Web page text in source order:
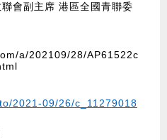
會副主席 港區全國青聯委
a/202109/28/AP61522c
2021-09/26/c_11279018